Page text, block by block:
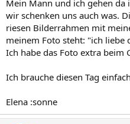
Mein Mann und ich gehen da
wir schenken uns auch was.
riesen Bilderrahmen mit
meinem Foto steht: "ich liebe
Ich habe das Foto extra beim
Ich brauche diesen Tag
Elena :sonne